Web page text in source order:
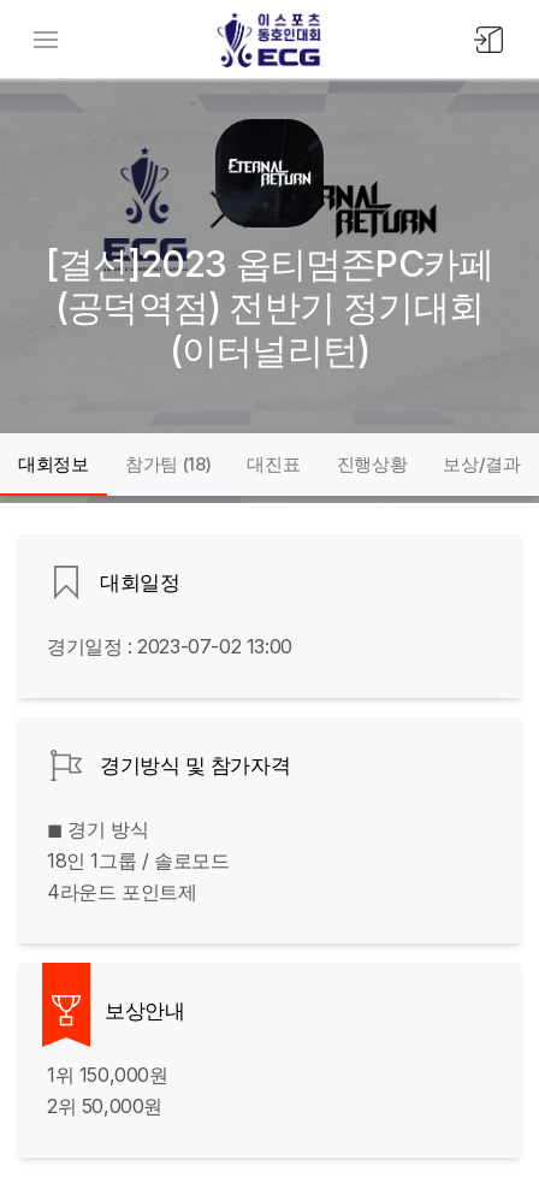
메뉴버튼
[결선]2023 옵티멈존PC카페
(공덕역점) 전반기 정기대회
(이터널리턴)
대회정보 참가팀 (18) 대진표 진행상황 보상/결과
대회일정
경기일정 : 2023-07-02 13:00
경기방식 및 참가자격
◼ 경기 방식
18인 1그룹 / 솔로모드
4라운드 포인트제
보상안내
1위 150,000원
2위 50,000원